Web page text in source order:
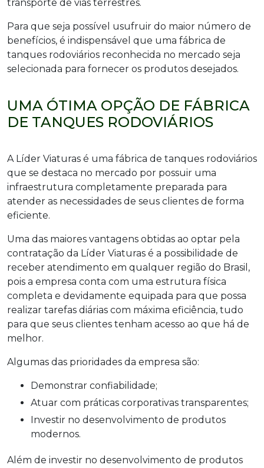
transporte de vias terrestres.
Para que seja possível usufruir do maior número de
benefícios, é indispensável que uma fábrica de
tanques rodoviários reconhecida no mercado seja
selecionada para fornecer os produtos desejados.
UMA ÓTIMA OPÇÃO DE FÁBRICA
DE TANQUES RODOVIÁRIOS
A Líder Viaturas é uma fábrica de tanques rodoviários
que se destaca no mercado por possuir uma
infraestrutura completamente preparada para
atender as necessidades de seus clientes de forma
eficiente.
Uma das maiores vantagens obtidas ao optar pela
contratação da Líder Viaturas é a possibilidade de
receber atendimento em qualquer região do Brasil,
pois a empresa conta com uma estrutura física
completa e devidamente equipada para que possa
realizar tarefas diárias com máxima eficiência, tudo
para que seus clientes tenham acesso ao que há de
melhor.
Algumas das prioridades da empresa são:
Demonstrar confiabilidade;
Atuar com práticas corporativas transparentes;
Investir no desenvolvimento de produtos
modernos.
Além de investir no desenvolvimento de produtos